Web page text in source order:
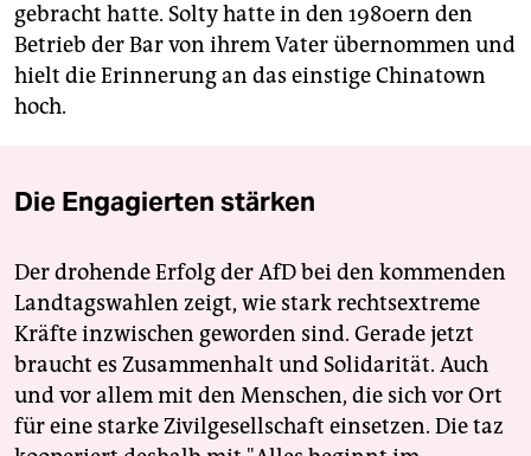
gebracht hatte. Solty hatte in den 1980ern den
Betrieb der Bar von ihrem Vater übernommen und
hielt die Erinnerung an das einstige Chinatown
hoch.
Die Engagierten stärken
Der drohende Erfolg der AfD bei den kommenden
Landtagswahlen zeigt, wie stark rechtsextreme
Kräfte inzwischen geworden sind. Gerade jetzt
braucht es Zusammenhalt und Solidarität. Auch
und vor allem mit den Menschen, die sich vor Ort
für eine starke Zivilgesellschaft einsetzen. Die taz